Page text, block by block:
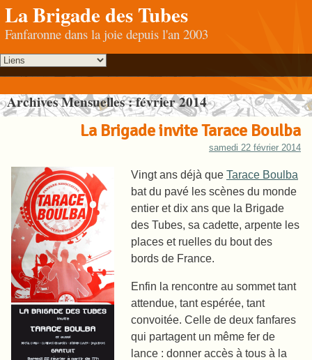
La Brigade des Tubes
Fanfaronne dans la joie depuis l'an 2003
Archives Mensuelles :février 2014
La Brigade invite Tarace Boulba
samedi 22 février 2014
Vingt ans déjà que Tarace Boulba
bat du pavé les scènes du monde
entier et dix ans que la Brigade
des Tubes, sa cadette, arpente les
places et ruelles du bout des
bords de France.
Enfin la rencontre au sommet tant
attendue, tant espérée, tant
convoitée. Celle de deux fanfares
qui partagent un même fer de
lance : donner accès à tous à la